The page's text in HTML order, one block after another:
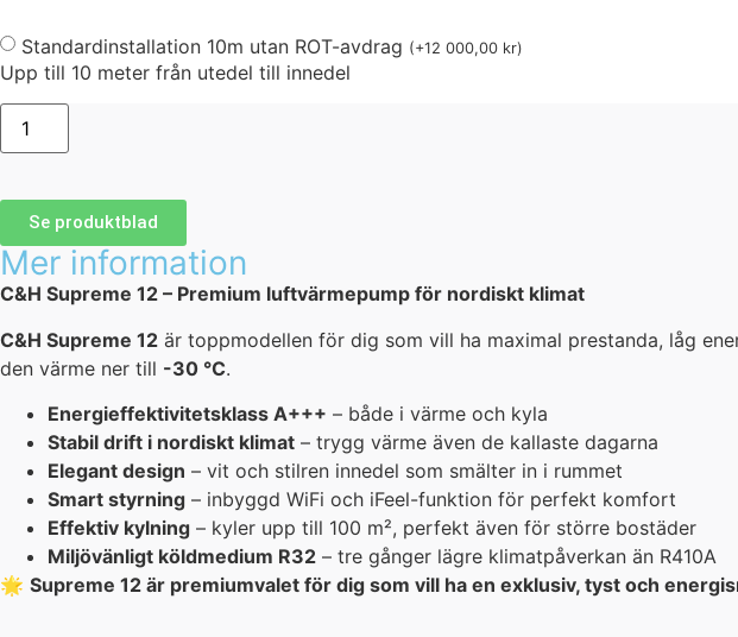
Standardinstallation 10m utan ROT-avdrag (+12 000,00 kr)
Upp till 10 meter från utedel till innedel
Se produktblad
Mer information
C&H Supreme 12 – Premium luftvärmepump för nordiskt klimat
C&H Supreme 12 är toppmodellen för dig som vill ha maximal prestanda, låg
den värme ner till -30 °C.
Energieffektivitetsklass A+++ – både i värme och kyla
Stabil drift i nordiskt klimat – trygg värme även de kallaste dagarna
Elegant design – vit och stilren innedel som smälter in i rummet
Smart styrning – inbyggd WiFi och iFeel-funktion för perfekt komfort
Effektiv kylning – kyler upp till 100 m², perfekt även för större bostäder
Miljövänligt köldmedium R32 – tre gånger lägre klimatpåverkan än R410A
🌟 Supreme 12 är premiumvalet för dig som vill ha en exklusiv, tyst och